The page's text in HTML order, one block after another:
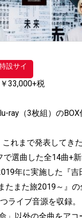
設サイ
33,000+税
ray（3枚組） の
れまで発表してき
選曲した全14曲+新
年に実施した『吉
たまた旅2019～』 の
ライブ音源を収録。
」 以外の全曲をアコ